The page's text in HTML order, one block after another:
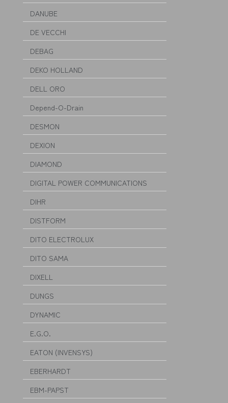
DANUBE
DE VECCHI
DEBAG
DEKO HOLLAND
DELL ORO
Depend-O-Drain
DESMON
DEXION
DIAMOND
DIGITAL POWER COMMUNICATIONS
DIHR
DISTFORM
DITO ELECTROLUX
DITO SAMA
DIXELL
DUNGS
DYNAMIC
E.G.O.
EATON (INVENSYS)
EBERHARDT
EBM-PAPST